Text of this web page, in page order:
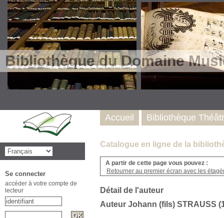
Bibliothèque du Domaine
Catalogue en ligne de la
A partir de cette page vous pouvez :
Retourner au premier écran avec les
Détail de l'auteur
Auteur Johann (fils) STRAUSS
Accueil Bibliothèque
Se connecter
accéder à votre compte de
lecteur